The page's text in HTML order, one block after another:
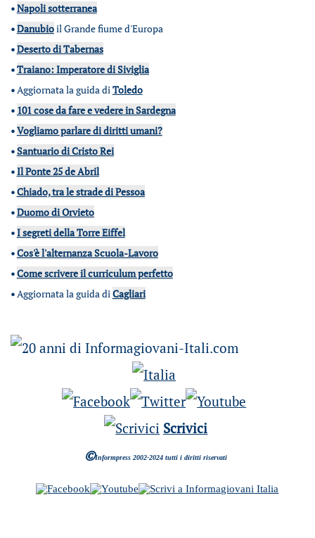
•Napoli sotterranea
•Danubioil Grande fiume d'Europa
•Deserto di Tabernas
•Traiano: Imperatore di Siviglia
•Aggiornata la guida diToledo
• 101 cose da fare e vedere in Sardegna
•Vogliamo parlare di diritti umani?
•Santuario di Cristo Rei
•Il Ponte 25 de Abril
•Chiado, tra le strade di Pessoa
•Duomo di Orvieto
•I segreti della Torre Eiffel
•Cos'è l'alternanza Scuola-Lavoro
•Come scrivere il curriculum perfetto
•Aggiornata la guida diCagliari
Scrivici
©Informpress 2002-2024 tutti i diritti riservati